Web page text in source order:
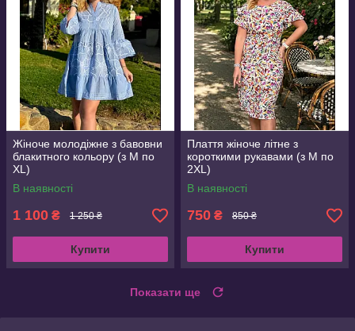
Жіноче молодіжне з бавовни
блакитного кольору (з M по
XL)
В наявності
1 100 ₴ 1 250 ₴
Купити
Плаття жіноче літне з
короткими рукавами (з M по
2XL)
В наявності
750 ₴ 850 ₴
Купити
Показати ще